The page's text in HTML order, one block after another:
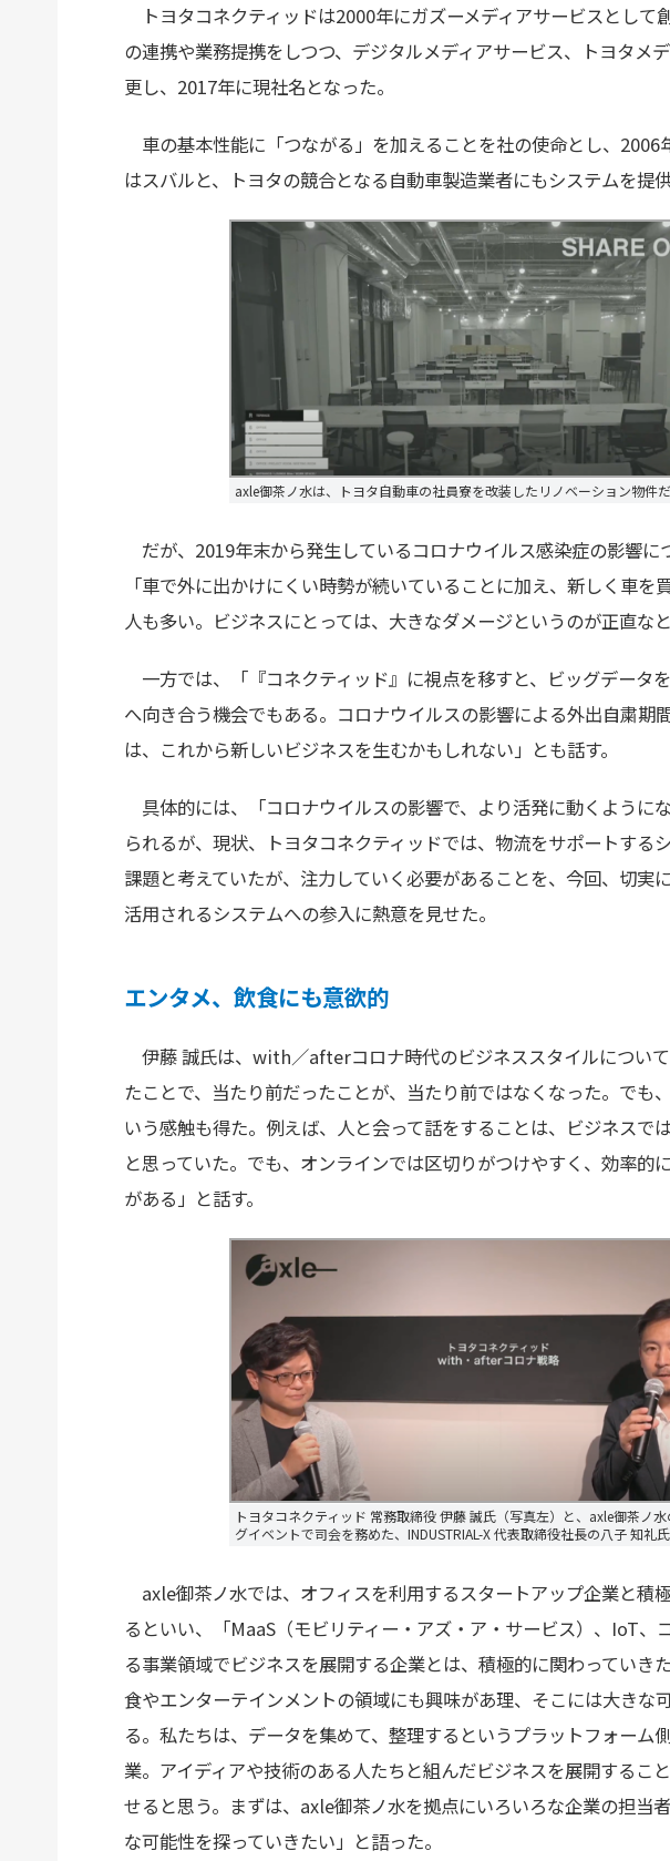
トヨタコネクティッドは2000年にガズーメディアサービスとして
の連携や業務提携をしつつ、デジタルメディアサービス、トヨタメ
更し、2017年に現社名となった。
車の基本性能に「つながる」を加えることを社の使命とし、2006
はスバルと、トヨタの競合となる自動車製造業者にもシステムを提供
axle御茶ノ水は、トヨタ自動車の社員寮を改装したリノベーション物件だ
だが、2019年末から発生しているコロナウイルス感染症の影響に
「車で外に出かけにくい時勢が続いていることに加え、新しく車を
人も多い。ビジネスにとっては、大きなダメージというのが正直なと
一方では、「『コネクティッド』に視点を移すと、ビッグデータ
へ向き合う機会でもある。コロナウイルスの影響による外出自粛期
は、これから新しいビジネスを生むかもしれない」とも話す。
具体的には、「コロナウイルスの影響で、より活発に動くように
られるが、現状、トヨタコネクティッドでは、物流をサポートする
課題と考えていたが、注力していく必要があることを、今回、切実
活用されるシステムへの参入に熱意を見せた。
エンタメ、飲食にも意欲的
伊藤 誠氏は、with／afterコロナ時代のビジネススタイルについ
たことで、当たり前だったことが、当たり前ではなくなった。でも
いう感触も得た。例えば、人と会って話をすることは、ビジネスで
と思っていた。でも、オンラインでは区切りがつけやすく、効率的
がある」と話す。
トヨタコネクティッド 常務取締役 伊藤 誠氏（写真左）と、axle御茶ノ
グイベントで司会を務めた、INDUSTRIAL-X 代表取締役社長の八子 知礼氏
axle御茶ノ水では、オフィスを利用するスタートアップ企業と積
るといい、「MaaS（モビリティー・アズ・ア・サービス）、IoT、
る事業領域でビジネスを展開する企業とは、積極的に関わっていき
食やエンターテインメントの領域にも興味があ理、そこには大きな
る。私たちは、データを集めて、整理するというプラットフォーム
業。アイディアや技術のある人たちと組んだビジネスを展開するこ
せると思う。まずは、axle御茶ノ水を拠点にいろいろな企業の担当
な可能性を探っていきたい」と語った。